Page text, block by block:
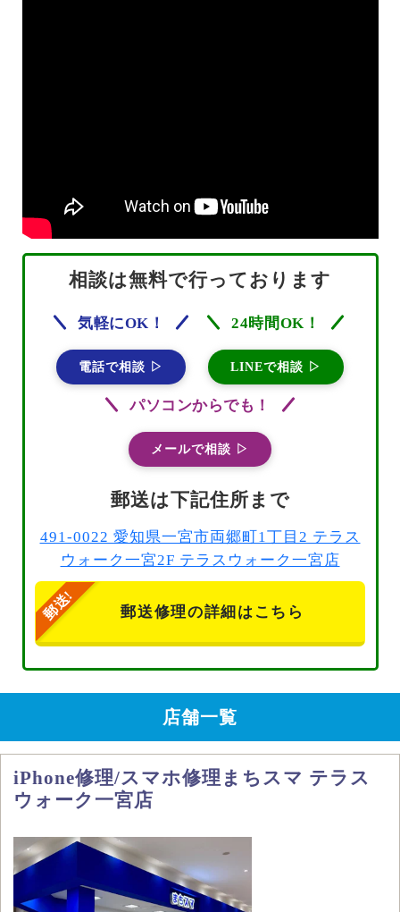
相談は無料で行っております
気軽にOK！
電話で相談 ▷
24時間OK！
LINEで相談 ▷
パソコンからでも！
メールで相談 ▷
郵送は下記住所まで
491-0022 愛知県一宮市両郷町1丁目2 テラス
ウォーク一宮2F テラスウォーク一宮店
郵送修理の詳細はこちら
店舗一覧
iPhone修理/スマホ修理まちスマ テラス
ウォーク一宮店